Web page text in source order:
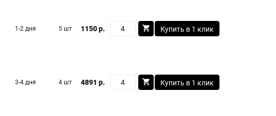
1-2 дня 5 шт 1150 р. Купить в 1 клик
3-4 дня 4 шт 4891 р. Купить в 1 клик